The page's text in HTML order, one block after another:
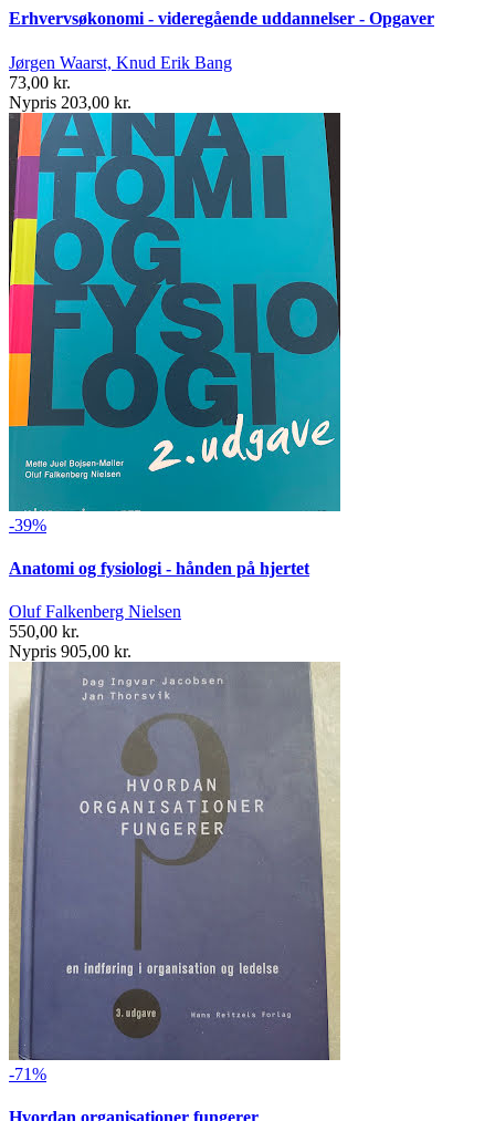
Erhvervsøkonomi - videregående uddannelser - Opgaver
Jørgen Waarst, Knud Erik Bang
73,00 kr.
Nypris 203,00 kr.
-39%
Anatomi og fysiologi - hånden på hjertet
Oluf Falkenberg Nielsen
550,00 kr.
Nypris 905,00 kr.
-71%